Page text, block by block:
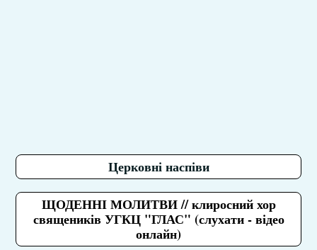
Церковні наспіви
ЩОДЕННІ МОЛИТВИ // клиросний хор
священиків УГКЦ "ГЛАС" (слухати - відео
онлайн)